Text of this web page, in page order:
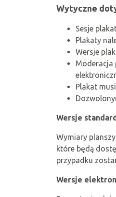
Wytyczne
Sesje
Plakaty
Wersje
Moderacja
Plakat
Wersje
Wymiary
które będą
przypadku
Wersje